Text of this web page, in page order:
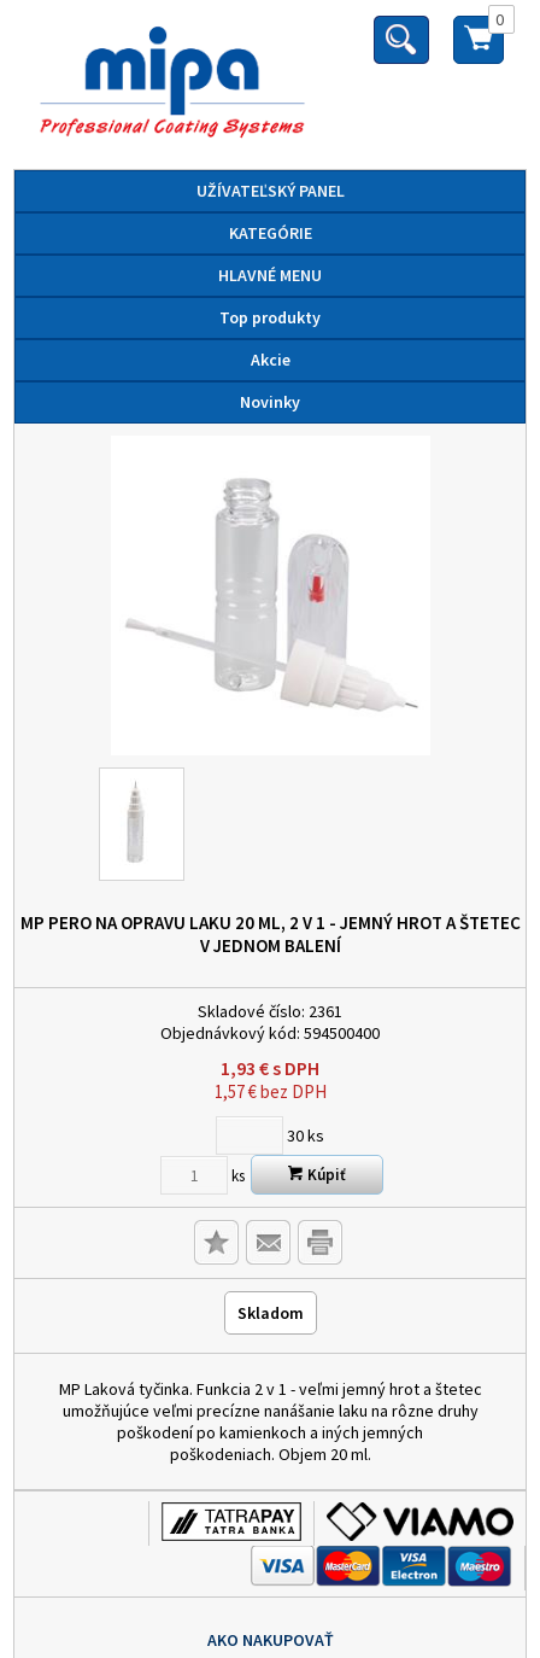
0
UŽÍVATEĽSKÝ PANEL
KATEGÓRIE
HLAVNÉ MENU
Top produkty
Akcie
Novinky
MP PERO NA OPRAVU LAKU 20 ML, 2 V 1 - JEMNÝ HROT A ŠTETEC
V JEDNOM BALENÍ
Skladové číslo: 2361
Objednávkový kód: 594500400
1,93 €s DPH
1,57€bez DPH
30ks
ks Kúpiť
Skladom
MP Laková tyčinka. Funkcia 2 v 1 - veľmi jemný hrot a štetec
umožňujúce veľmi precízne nanášanie laku na rôzne druhy
poškodení po kamienkoch a iných jemných
poškodeniach. Objem 20 ml.
AKO NAKUPOVAŤ